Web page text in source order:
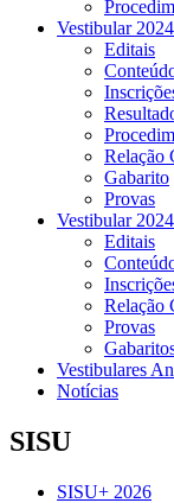
Vestibular
Editais
Relação
Gabarito
Provas
Vestibular
Editais
Relação
Provas
Vestibulares
Notícias
SISU
SISU+ 2026